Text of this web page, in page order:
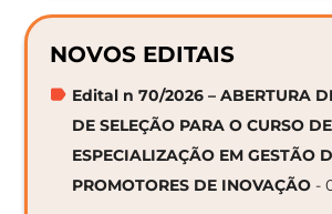
NOVOS EDITAIS
Edital n 70/2026 – ABERTURA
DE SELEÇÃO PARA O CURSO DE
ESPECIALIZAÇÃO EM GESTÃO
PROMOTORES DE INOVAÇÃO -